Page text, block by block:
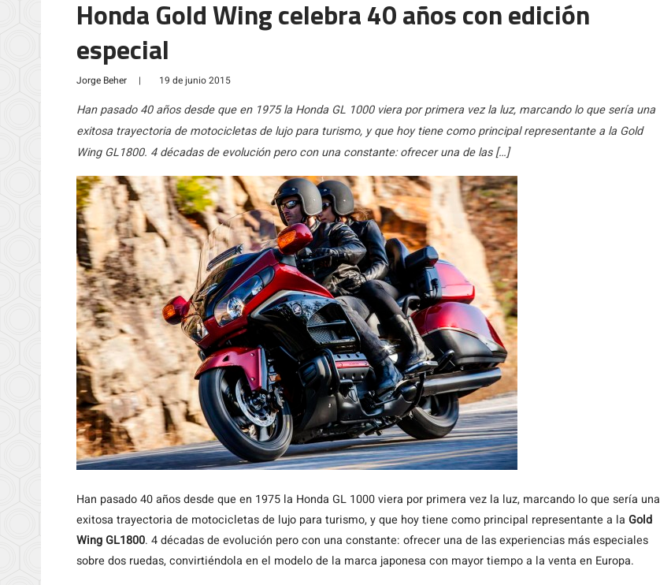
Honda Gold Wing celebra 40 años con edición
especial
Jorge Beher | 19 de junio 2015
Han pasado 40 años desde que en 1975 la Honda GL 1000 viera por primera vez la luz, marcando lo que sería una
exitosa trayectoria de motocicletas de lujo para turismo, y que hoy tiene como principal representante a la Gold
Wing GL1800. 4 décadas de evolución pero con una constante: ofrecer una de las […]
Han pasado 40 años desde que en 1975 la Honda GL 1000 viera por primera vez la luz, marcando lo que sería una
exitosa trayectoria de motocicletas de lujo para turismo, y que hoy tiene como principal representante a la Gold
Wing GL1800. 4 décadas de evolución pero con una constante: ofrecer una de las experiencias más especiales
sobre dos ruedas, convirtiéndola en el modelo de la marca japonesa con mayor tiempo a la venta en Europa.